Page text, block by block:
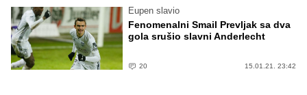
Eupen slavio
Fenomenalni Smail Prevljak sa dva
gola srušio slavni Anderlecht
20 15.01.21. 23:42